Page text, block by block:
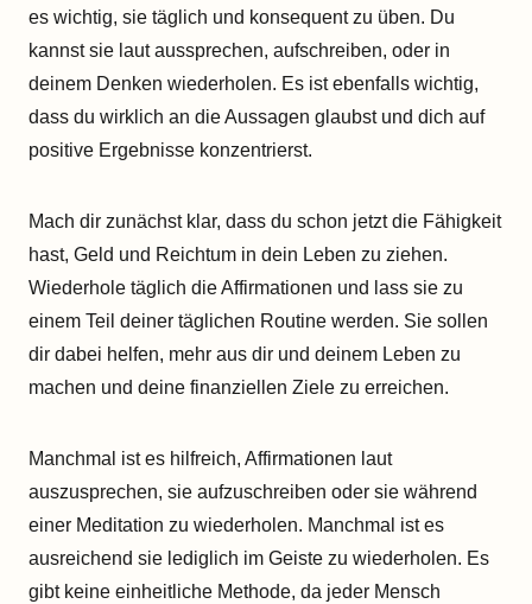
es wichtig, sie täglich und konsequent zu üben. Du
kannst sie laut aussprechen, aufschreiben, oder in
deinem Denken wiederholen. Es ist ebenfalls wichtig,
dass du wirklich an die Aussagen glaubst und dich auf
positive Ergebnisse konzentrierst.
Mach dir zunächst klar, dass du schon jetzt die Fähigkeit
hast, Geld und Reichtum in dein Leben zu ziehen.
Wiederhole täglich die Affirmationen und lass sie zu
einem Teil deiner täglichen Routine werden. Sie sollen
dir dabei helfen, mehr aus dir und deinem Leben zu
machen und deine finanziellen Ziele zu erreichen.
Manchmal ist es hilfreich, Affirmationen laut
auszusprechen, sie aufzuschreiben oder sie während
einer Meditation zu wiederholen. Manchmal ist es
ausreichend sie lediglich im Geiste zu wiederholen. Es
gibt keine einheitliche Methode, da jeder Mensch